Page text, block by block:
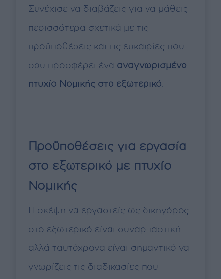
Συνέχισε να διαβάζεις για να μάθεις
περισσότερα σχετικά με τις
προϋποθέσεις και τις ευκαιρίες που
σου προσφέρει ένα αναγνωρισμένο
πτυχίο Νομικής στο εξωτερικό
Προϋποθέσεις για εργασία
στο εξωτερικό με πτυχίο
Νομικής
Η σκέψη να εργαστείς ως δικηγόρος
στο εξωτερικό είναι συναρπαστική
αλλά ταυτόχρονα είναι σημαντικό να
γνωρίζεις τις διαδικασίες που